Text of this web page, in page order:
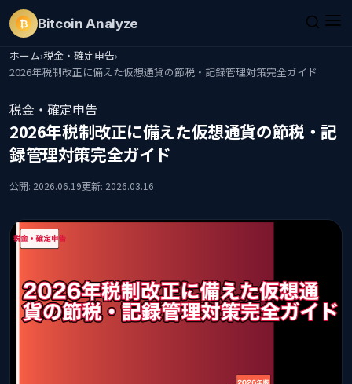
₿ Bitcoin Analyze
ホーム›税金・確定申告›
2026年税制改正に備えた仮想通貨の節税・記録管理対策完全ガイド
税金・確定申告
2026年税制改正に備えた仮想通貨の節税・記
録管理対策完全ガイド
公開: 2026.06.19更新: 2026.03.16